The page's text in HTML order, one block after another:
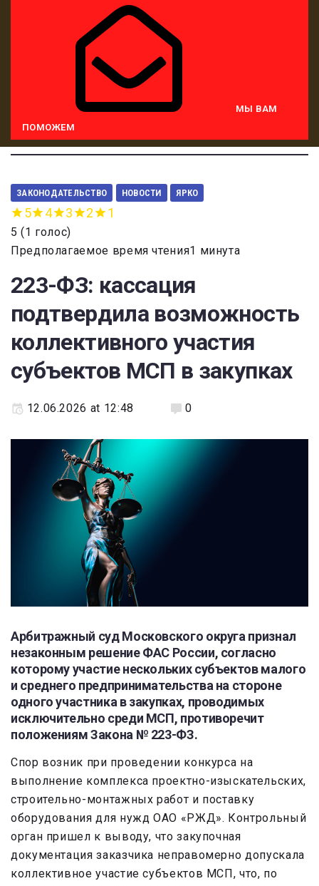
МЫ ВАМ
ПОМОЖЕМ
ЗАКОНОДАТЕЛЬСТВО НОВОСТИ ЯРКО
5 4 3 2 1
5 (1 голос)
Предполагаемое время чтения1 минута
223-ФЗ: кассация
подтвердила возможность
коллективного участия
субъектов МСП в закупках
12.06.2026 at 12:48 0
Арбитражный суд Московского округа признал
незаконным решение ФАС России, согласно
которому участие нескольких субъектов малого
и среднего предпринимательства на стороне
одного участника в закупках, проводимых
исключительно среди МСП, противоречит
положениям Закона № 223-ФЗ.
Спор возник при проведении конкурса на
выполнение комплекса проектно-изыскательских,
строительно-монтажных работ и поставку
оборудования для нужд ОАО «РЖД». Контрольный
орган пришел к выводу, что закупочная
документация заказчика неправомерно допускала
коллективное участие субъектов МСП, что, по